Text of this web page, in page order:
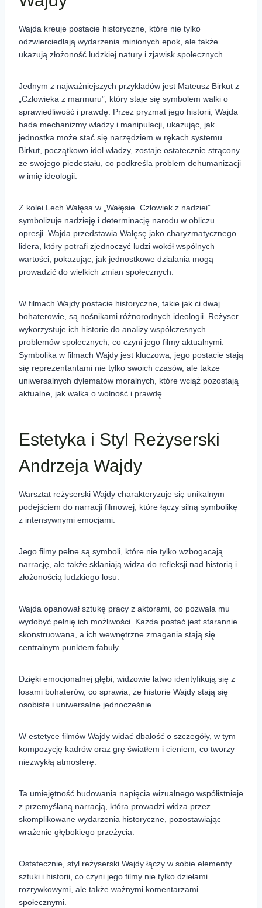
Wajda kreuje postacie historyczne, które nie tylko
odzwierciedlają wydarzenia minionych epok, ale także
ukazują złożoność ludzkiej natury i zjawisk społecznych.
Jednym z najważniejszych przykładów jest Mateusz Birkut z
„Człowieka z marmuru”, który staje się symbolem walki o
sprawiedliwość i prawdę. Przez pryzmat jego historii, Wajda
bada mechanizmy władzy i manipulacji, ukazując, jak
jednostka może stać się narzędziem w rękach systemu.
Birkut, początkowo idol władzy, zostaje ostatecznie strącony
ze swojego piedestału, co podkreśla problem dehumanizacji
w imię ideologii.
Z kolei Lech Wałęsa w „Wałęsie. Człowiek z nadziei”
symbolizuje nadzieję i determinację narodu w obliczu
opresji. Wajda przedstawia Wałęsę jako charyzmatycznego
lidera, który potrafi zjednoczyć ludzi wokół wspólnych
wartości, pokazując, jak jednostkowe działania mogą
prowadzić do wielkich zmian społecznych.
W filmach Wajdy postacie historyczne, takie jak ci dwaj
bohaterowie, są nośnikami różnorodnych ideologii. Reżyser
wykorzystuje ich historie do analizy współczesnych
problemów społecznych, co czyni jego filmy aktualnymi.
Symbolika w filmach Wajdy jest kluczowa; jego postacie stają
się reprezentantami nie tylko swoich czasów, ale także
uniwersalnych dylematów moralnych, które wciąż pozostają
aktualne, jak walka o wolność i prawdę.
Estetyka i Styl Reżyserski
Andrzeja Wajdy
Warsztat reżyserski Wajdy charakteryzuje się unikalnym
podejściem do narracji filmowej, które łączy silną symbolikę
z intensywnymi emocjami.
Jego filmy pełne są symboli, które nie tylko wzbogacają
narrację, ale także skłaniają widza do refleksji nad historią i
złożonością ludzkiego losu.
Wajda opanował sztukę pracy z aktorami, co pozwala mu
wydobyć pełnię ich możliwości. Każda postać jest starannie
skonstruowana, a ich wewnętrzne zmagania stają się
centralnym punktem fabuły.
Dzięki emocjonalnej głębi, widzowie łatwo identyfikują się z
losami bohaterów, co sprawia, że historie Wajdy stają się
osobiste i uniwersalne jednocześnie.
W estetyce filmów Wajdy widać dbałość o szczegóły, w tym
kompozycję kadrów oraz grę światłem i cieniem, co tworzy
niezwykłą atmosferę.
Ta umiejętność budowania napięcia wizualnego współistnieje
z przemyślaną narracją, która prowadzi widza przez
skomplikowane wydarzenia historyczne, pozostawiając
wrażenie głębokiego przeżycia.
Ostatecznie, styl reżyserski Wajdy łączy w sobie elementy
sztuki i historii, co czyni jego filmy nie tylko dziełami
rozrywkowymi, ale także ważnymi komentarzami
społecznymi.